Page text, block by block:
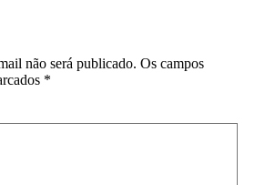
não será publicado. Os campos
*